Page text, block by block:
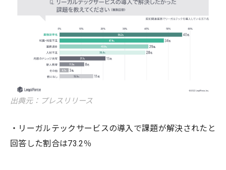
出典元：プレスリリース
・リーガルテックサービスの導入で課題が解決されたと
回答した割合は73.2％